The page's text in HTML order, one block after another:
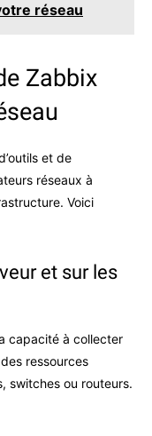
réseau
Zabbix
et de
réseaux à
Voici
et sur les
capacité à collecter
ressources
switches ou routeurs.